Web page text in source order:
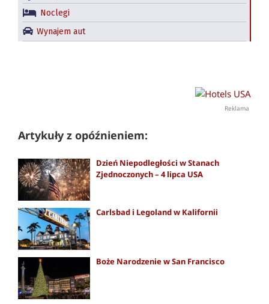
Noclegi
Wynajem aut
Reklama
Artykuły z opóźnieniem:
Dzień Niepodległości w Stanach
Zjednoczonych – 4 lipca USA
Carlsbad i Legoland w Kalifornii
Boże Narodzenie w San Francisco